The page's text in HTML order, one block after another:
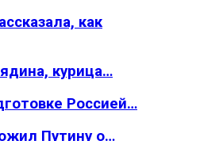
как
курица…
Россией…
Путину о…